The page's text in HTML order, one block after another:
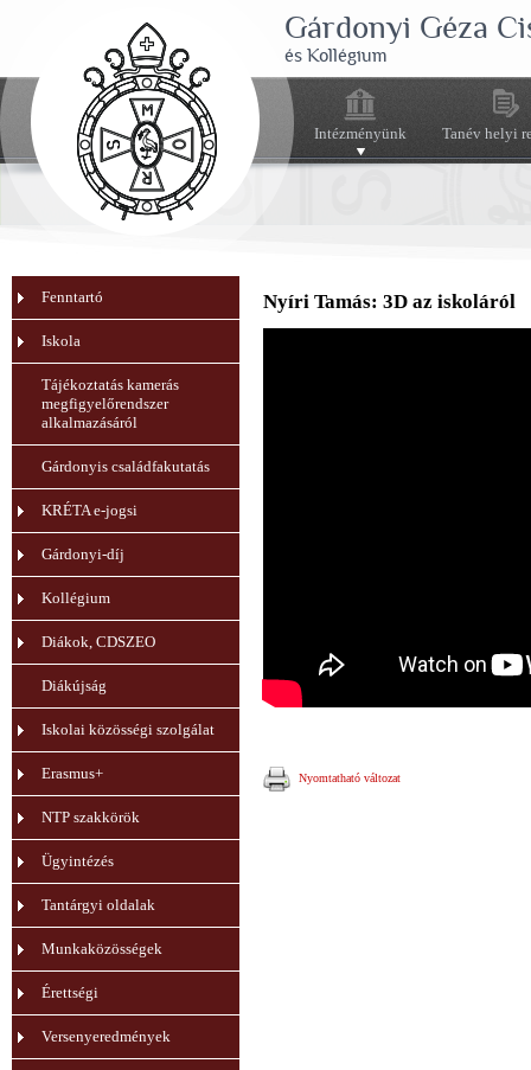
Gárdonyi Géza
és Kollégium
Intézményünk Tanév helyi
Fenntartó
Iskola
Tájékoztatás kamerás
megfigyelőrendszer
alkalmazásáról
Gárdonyis családfakutatás
KRÉTA e-jogsi
Gárdonyi-díj
Kollégium
Diákok, CDSZEO
Diákújság
Iskolai közösségi szolgálat
Erasmus+
NTP szakkörök
Ügyintézés
Tantárgyi oldalak
Munkaközösségek
Érettségi
Versenyeredmények
Nyíri Tamás: 3D az iskoláról
Nyomtatható változat